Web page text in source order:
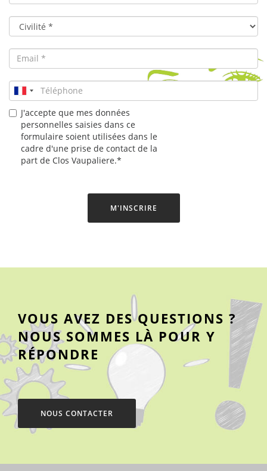
J'accepte que mes données
personnelles saisies dans ce
formulaire soient utilisées dans le
cadre d'une prise de contact de la
part de Clos Vaupaliere.*
M'INSCRIRE
VOUS AVEZ DES QUESTIONS ?
NOUS SOMMES LÀ POUR Y
RÉPONDRE
NOUS CONTACTER